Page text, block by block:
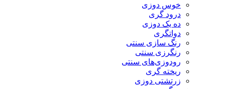
خوس دوزی
ده یک دوزی
رنگ سازی سنتی
رنگرزی سنتی
رودوزی‌های سنتی
ریخته گری
زرتشتی دوزی